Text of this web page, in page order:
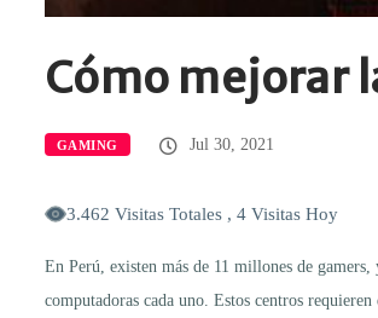
Cómo mejorar
GAMING Jul 30, 2021
3.462 Visitas Totales , 4 Visitas Hoy
En Perú, existen más de 11 millones de
computadoras cada uno. Estos centros